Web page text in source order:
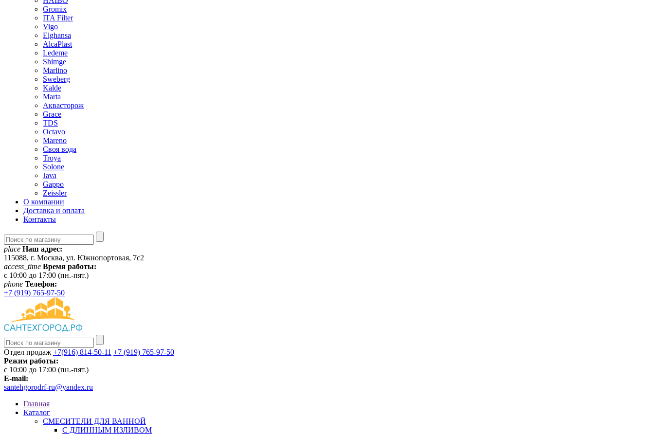
Gromix
ITA Filter
Vigo
Elghansa
AlcaPlast
Ledeme
Shimge
Marlino
Sweberg
Kalde
Marta
Аквасторож
Grace
TDS
Octavo
Mareno
Своя вода
Troya
Solone
Java
Gappo
Zeissler
О компании
Доставка и оплата
Контакты
place Наш адрес:
115088, г. Москва, ул. Южнопортовая, 7с2
access_time Время работы:
c 10:00 до 17:00 (пн.-пят.)
phone Телефон:
+7 (919) 765-97-50
Отдел продаж +7(916) 814-50-11 +7 (919) 765-97-50
Режим работы:
c 10:00 до 17:00 (пн.-пят.)
E-mail:
santehgorodrf-ru@yandex.ru
Главная
Каталог
СМЕСИТЕЛИ ДЛЯ ВАННОЙ
С ДЛИННЫМ ИЗЛИВОМ